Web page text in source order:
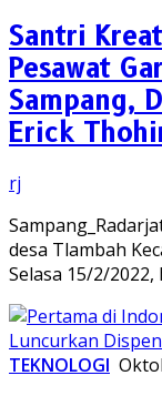
Santri
Pesawat
Sampang,
Erick
rj
desa Tlambah
Selasa 15/2/
TEKNOLOGI